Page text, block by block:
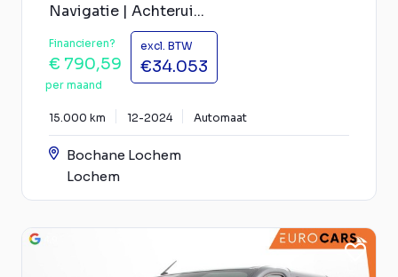
Navigatie | Achterui...
Financieren?
€ 790,59
per maand
excl. BTW
€34.053
15.000 km 12-2024 Automaat
Bochane Lochem
Lochem